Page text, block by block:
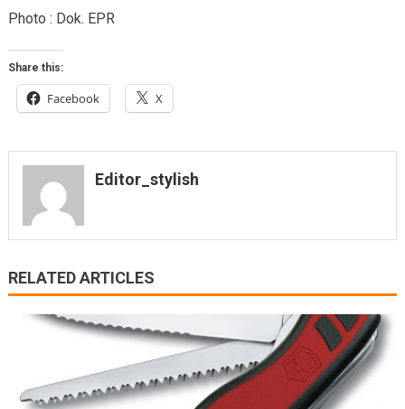
Photo : Dok. EPR
Share this:
Facebook X
Editor_stylish
RELATED ARTICLES